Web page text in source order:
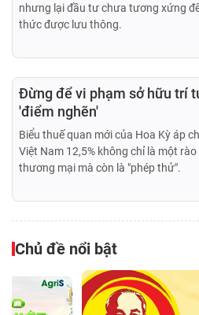
nhưng lại đầu tư chưa tương xứng
thức được lưu thông.
Đừng để vi phạm sở hữu trí
'điểm nghẽn'
Biểu thuế quan mới của Hoa Kỳ áp
Việt Nam 12,5% không chỉ là một rào
thương mại mà còn là "phép thử".
Chủ đề nổi bật